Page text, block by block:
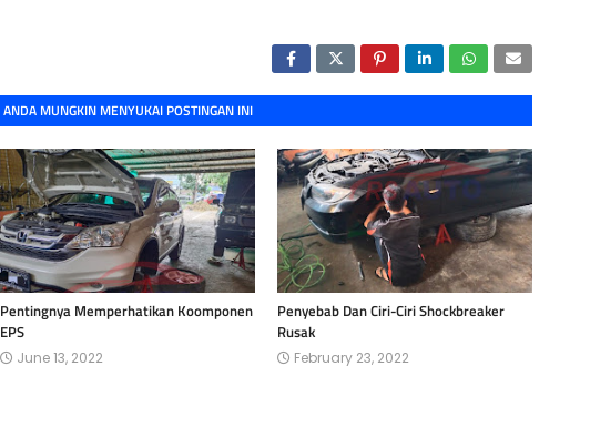
ANDA MUNGKIN MENYUKAI POSTINGAN INI
Pentingnya Memperhatikan Koomponen
EPS
June 13, 2022
Penyebab Dan Ciri-Ciri Shockbreaker
Rusak
February 23, 2022